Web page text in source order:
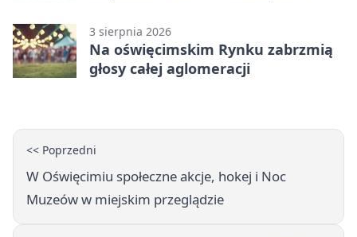
3 sierpnia 2026
Na oświęcimskim Rynku zabrzmią
głosy całej aglomeracji
<< Poprzedni
W Oświęcimiu społeczne akcje, hokej i Noc
Muzeów w miejskim przeglądzie